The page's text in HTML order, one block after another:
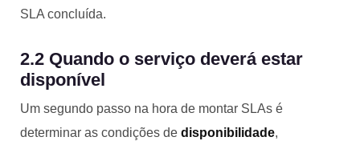
SLA concluída.
2.2 Quando o serviço deverá estar
disponível
Um segundo passo na hora de montar SLAs é
determinar as condições de disponibilidade,